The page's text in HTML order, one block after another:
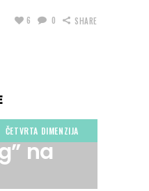
6 0 SHARE
ČETVRTA DIMENZIJA
na